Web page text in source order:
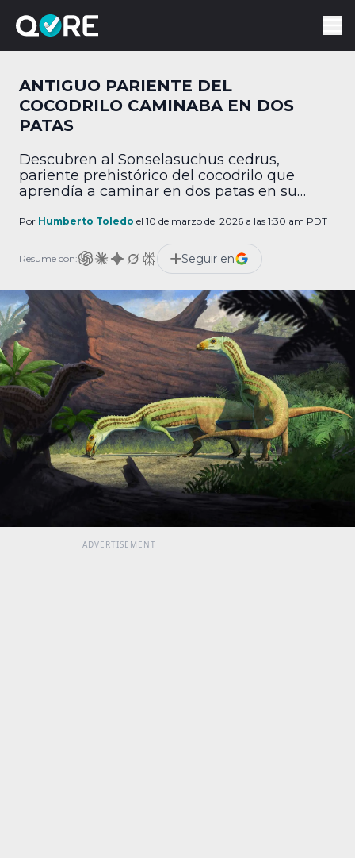
ANTIGUO PARIENTE DEL
COCODRILO CAMINABA EN DOS
PATAS
Descubren al Sonselasuchus cedrus,
pariente prehistórico del cocodrilo que
aprendía a caminar en dos patas en su
Por Humberto Toledo el 10 de marzo del 2026 a las 1:30 am PDT
Resume con: Seguir en